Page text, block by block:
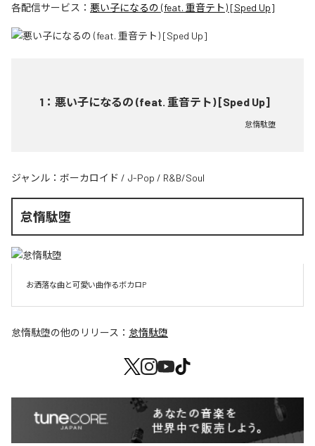
各配信サービス： 悪い子になるの (feat. 重音テト) [Sped Up]
1 ： 悪い子になるの (feat. 重音テト) [Sped Up]
怠惰駄堕
ジャンル： ボーカロイド / J-Pop / R&B/Soul
怠惰駄堕
お洒落な曲と可愛い曲作るボカロP
怠惰駄堕の他のリリース： 怠惰駄堕